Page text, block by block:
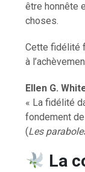
être honnête
choses.
Cette fidélité
à
Ellen G.
« La fidélité
fondement
(Les
La